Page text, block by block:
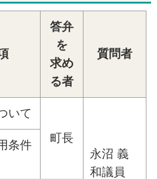
答弁
を
求め
る者
質問者
いて
町長
永沼 義
和議員
条件